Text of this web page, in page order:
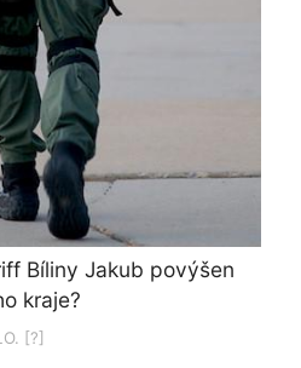
Bíliny Jakub povýšen
kraje?
[?]